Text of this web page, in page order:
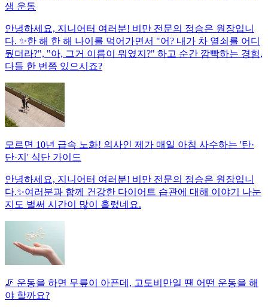
생 운동
안녕하세요, 지니어터 여러분! 비만 전문의 정승은 원장입니
다. ✨한 해 한 해 나이를 먹어가면서 "어? 내가 차 열쇠를 어디
뒀더라?", "아, 그거 이름이 뭐였지?" 하고 순간 깜빡하는 경험,
다들 한 번쯤 있으시죠?
모르면 10년 급속 노화! 의사인 제가 매일 아침 사수하는 '탄·
단·지' 식단 가이드
안녕하세요, 지니어터 여러분! 비만 전문의 정승은 원장입니
다.✨여러분과 함께 건강한 다이어트 습관에 대해 이야기 나눈
지도 벌써 시간이 많이 흘렀네요.
🦵 운동을 하면 무릎이 아픈데, 고도비만일 땐 어떤 운동을 해
야 할까요?